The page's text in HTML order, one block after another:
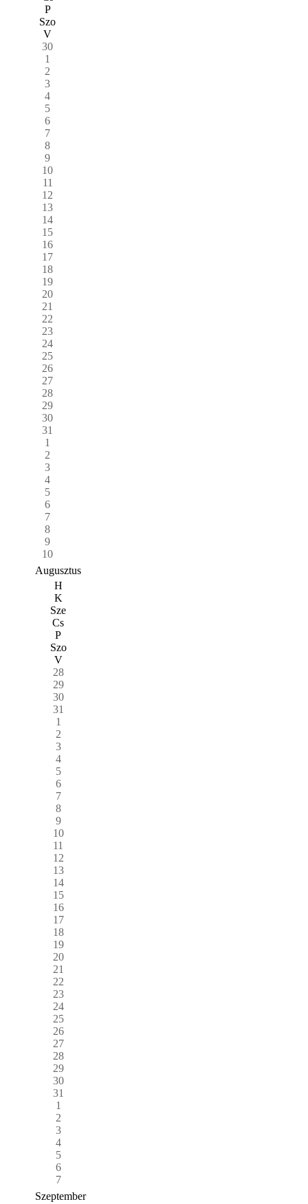
P
Szo
V
30
1
2
3
4
5
6
7
8
9
10
11
12
13
14
15
16
17
18
19
20
21
22
23
24
25
26
27
28
29
30
31
1
2
3
4
5
6
7
8
9
10
Augusztus
H
K
Sze
Cs
P
Szo
V
28
29
30
31
1
2
3
4
5
6
7
8
9
10
11
12
13
14
15
16
17
18
19
20
21
22
23
24
25
26
27
28
29
30
31
1
2
3
4
5
6
7
Szeptember